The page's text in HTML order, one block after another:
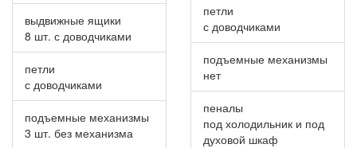
выдвижные ящики
8 шт. с доводчиками
петли
с доводчиками
подъемные механизмы
3 шт. без механизма
петли
с доводчиками
подъемные механизмы
нет
пеналы
под холодильник и под
духовой шкаф